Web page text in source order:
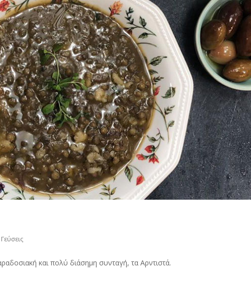
και πολύ διάσημη συνταγή, τα Αρντιστά.